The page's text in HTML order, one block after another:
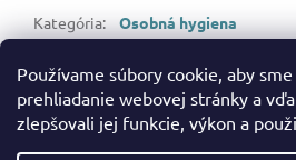
Používame súbory cookie, aby
prehliadanie webovej stránky a
zlepšovali jej funkcie, výkon a
Kategória:
Osobná hygiena
EAN: 5901478010483